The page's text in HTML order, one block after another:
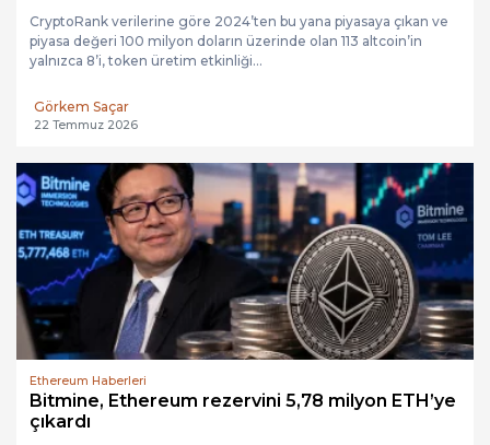
CryptoRank verilerine göre 2024’ten bu yana piyasaya çıkan ve
piyasa değeri 100 milyon doların üzerinde olan 113 altcoin’in
yalnızca 8’i, token üretim etkinliği...
Görkem Saçar
22 Temmuz 2026
Ethereum Haberleri
Bitmine, Ethereum rezervini 5,78 milyon ETH’ye
çıkardı